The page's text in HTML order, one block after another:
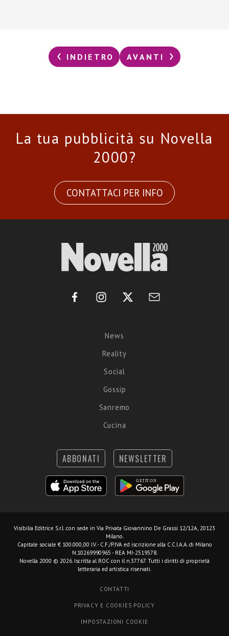
INDIETRO AVANTI
La tua pubblicità su Novella
2000?
CONTATTACI PER INFO
News
Reality
Social
Gossip
Sanremo
Cucina
ABBONATI NEWSLETTER
Visibilia Editrice S.r.l. con sede in Via Privata Giovannino De Grassi 12/12A, 20123
Milano.
Capitale sociale € 100.000,00 I.V. - C.F./P.IVA ed iscrizione alla C.C.I.A.A. di Milano
N.10269990965 - REA MI-2519578.
Novella 2000 © 2026. Iscritta al ROC con il n.37767. Tutti i diritti di proprietà
letteraria ed artistica riservati.
CONTATTI
PRIVACY E COOKIES POLICY
IMPOSTAZIONI COOKIE